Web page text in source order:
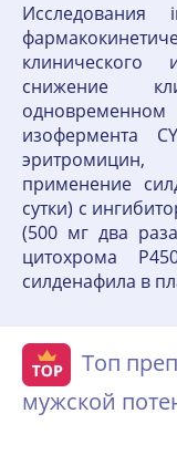
клинического
снижение
изофермента
эритромицин,
применение
сутки) с
(500 мг два
цитохрома
силденафила в
Топ
мужской